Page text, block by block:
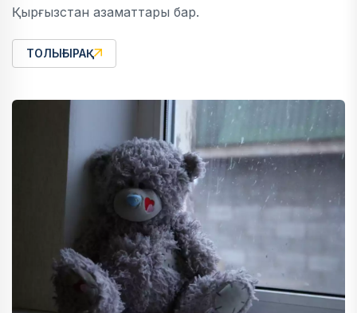
Қырғызстан азаматтары бар.
ТОЛЫҒЫРАҚ